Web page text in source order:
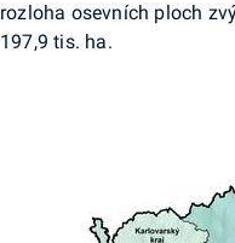
rozloha osevních ploch
197,9 tis. ha.